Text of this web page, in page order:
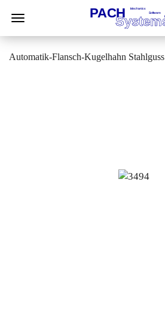
Automatik-Flansch-Kugelhahn